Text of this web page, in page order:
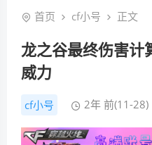
首页 cf小号 正文
龙之谷最终伤害计
威力
cf小号 2年 前(11-28)